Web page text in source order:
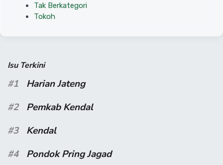
Tak Berkategori
Tokoh
Isu Terkini
#1
Harian Jateng
#2
Pemkab Kendal
#3
Kendal
#4
Pondok Pring Jagad